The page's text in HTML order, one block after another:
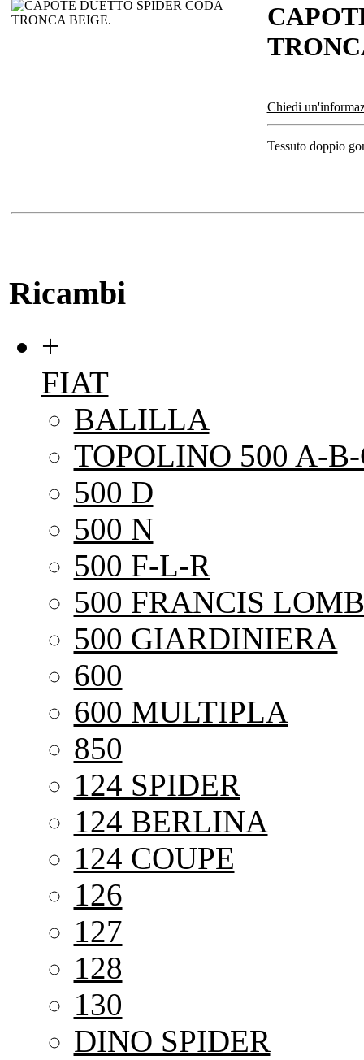
Chiedi
Tessuto doppio
Ricambi
+
FIAT
BALILLA
TOPOLINO 500 A-
500 D
500 N
500 F-L-R
500 FRANCIS
500 GIARDINIERA
600
600 MULTIPLA
850
124 SPIDER
124 BERLINA
124 COUPE
126
127
128
130
DINO SPIDER